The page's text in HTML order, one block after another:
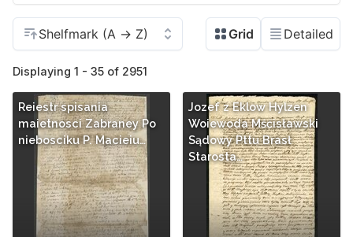
Displaying 1 - 35 of 2951
Reiestr spisania
maietnosci Zabraney Po
niebosciku P. Macieiu…
Jozef z Eklow Hylzen
Woiewoda Mśćisławski
Sądowy Pttu Brasł
Starosta…